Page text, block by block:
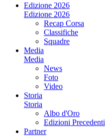
Edizione 2026
Edizione 2026
Recap Corsa
Classifiche
Squadre
Media
Media
News
Foto
Video
Storia
Storia
Albo d'Oro
Edizioni Precedenti
Partner